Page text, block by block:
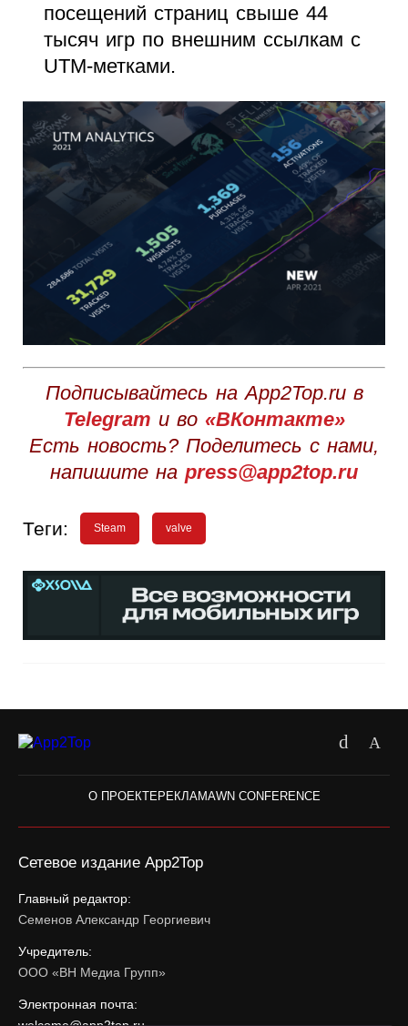
посещений страниц свыше 44
тысяч игр по внешним ссылкам с
UTM-метками.
Подписывайтесь на App2Top.ru в
Telegram и во «ВКонтакте»
Есть новость? Поделитесь с нами,
напишите на press@app2top.ru
Теги: Steam valve
О ПРОЕКТЕРЕКЛАМАWN CONFERENCE
Сетевое издание App2Top
Главный редактор:
Семенов Александр Георгиевич
Учредитель:
ООО «ВН Медиа Групп»
Электронная почта: